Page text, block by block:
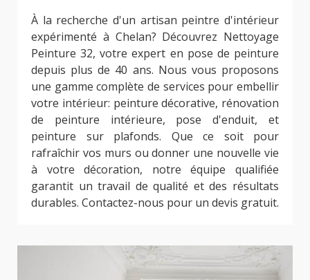
À la recherche d'un artisan peintre d'intérieur
expérimenté à Chelan? Découvrez Nettoyage
Peinture 32, votre expert en pose de peinture
depuis plus de 40 ans. Nous vous proposons
une gamme complète de services pour embellir
votre intérieur: peinture décorative, rénovation
de peinture intérieure, pose d'enduit, et
peinture sur plafonds. Que ce soit pour
rafraîchir vos murs ou donner une nouvelle vie
à votre décoration, notre équipe qualifiée
garantit un travail de qualité et des résultats
durables. Contactez-nous pour un devis gratuit.